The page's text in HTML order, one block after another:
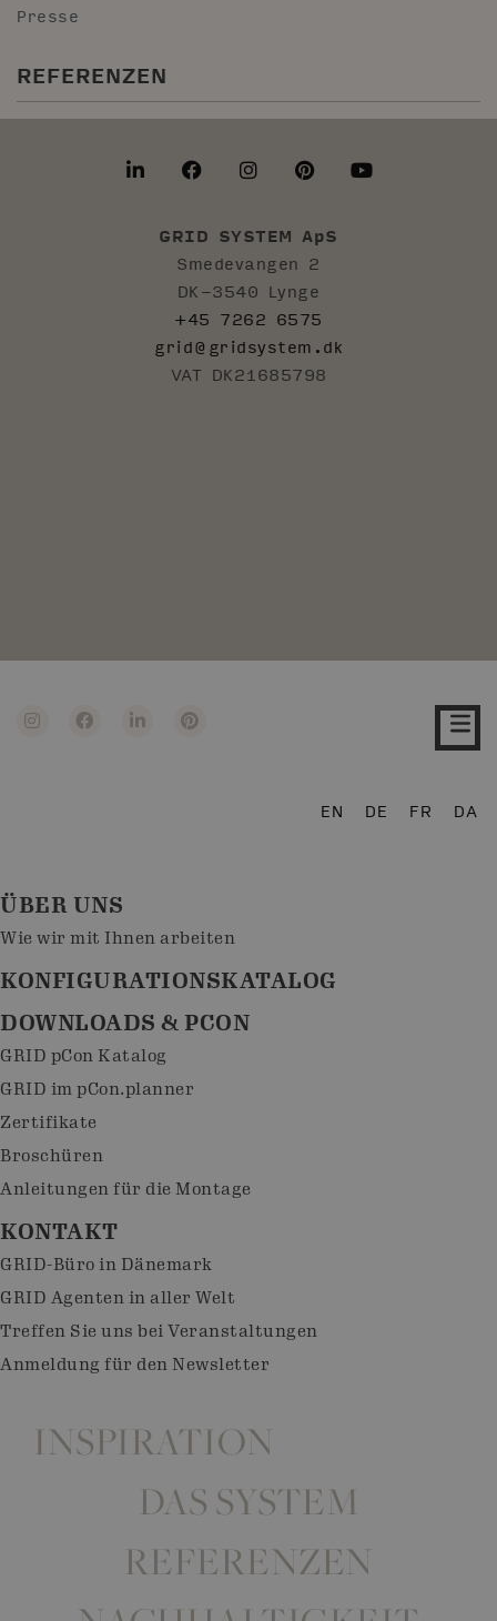
Presse
REFERENZEN
GRID SYSTEM ApS
Smedevangen 2
DK-3540 Lynge
+45 7262 6575
grid@gridsystem.dk
VAT DK21685798
EN DE FR DA
ÜBER UNS
Wie wir mit Ihnen arbeiten
KONFIGURATIONSKATALOG
DOWNLOADS & PCON
GRID pCon Katalog
GRID im pCon.planner
Zertifikate
Broschüren
Anleitungen für die Montage
KONTAKT
GRID-Büro in Dänemark
GRID Agenten in aller Welt
Treffen Sie uns bei Veranstaltungen
Anmeldung für den Newsletter
INSPIRATION
DAS SYSTEM
REFERENZEN